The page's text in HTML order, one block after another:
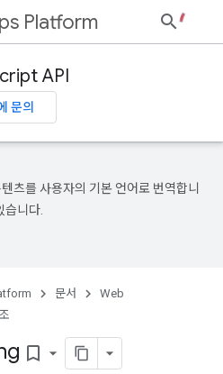
Platform
API
문의
츠를 사용자의 기본 언어로 번역합니
습니다.
문서
Web
bookmark_border